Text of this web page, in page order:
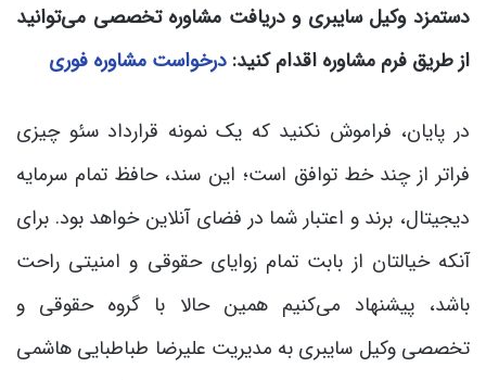
دستمزد وکیل سایبری و دریافت مشاوره تخصصی می‌توانید
از طریق فرم مشاوره اقدام کنید: درخواست مشاوره فوری
در پایان، فراموش نکنید که یک نمونه قرارداد سئو چیزی
فراتر از چند خط توافق است؛ این سند، حافظ تمام سرمایه
دیجیتال، برند و اعتبار شما در فضای آنلاین خواهد بود. برای
آنکه خیالتان از بابت تمام زوایای حقوقی و امنیتی راحت
باشد، پیشنهاد می‌کنیم همین حالا با گروه حقوقی و
تخصصی وکیل سایبری به مدیریت علیرضا طباطبایی هاشمی